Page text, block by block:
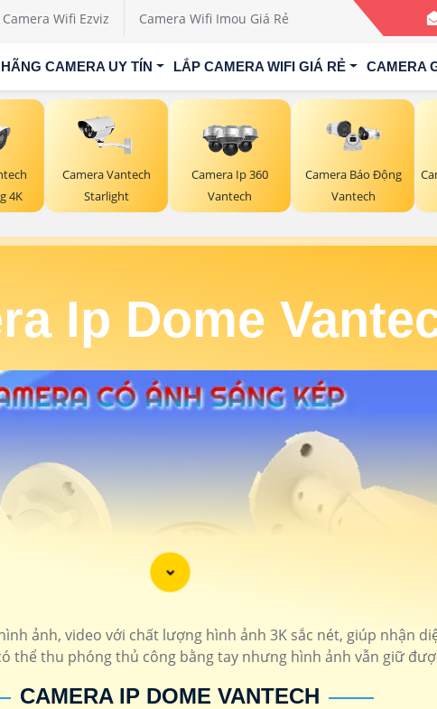
Camera Wifi Ezviz Camera Wifi Imou Giá Rẻ
HÃNG CAMERA UY TÍN LẮP CAMERA WIFI GIÁ RẺ CAMERA
4K
Camera Vantech
Starlight
Camera Ip 360
Vantech
Camera Báo Động
Vantech
Ip Dome
ảnh, video với chất lượng hình ảnh 3K sắc nét, giúp nhận
thể thu phóng thủ công bằng tay nhưng hình ảnh vẫn giữ
CAMERA IP DOME VANTECH